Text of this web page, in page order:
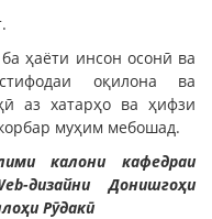
ҳаёти инсон осонӣ ва
оқилона ва
аз хатарҳо ва ҳифзи
муҳим мебошад.
калони кафедраи
дизайни Донишгоҳи
Рӯдакӣ